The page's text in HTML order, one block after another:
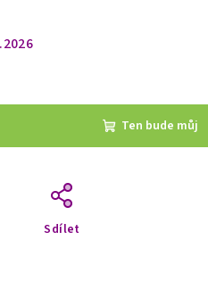
Ten bude můj
Sdílet